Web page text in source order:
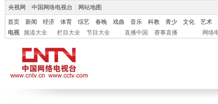
央视网 中国网络电视台 网站地图
首页 新闻 经济 体育 综艺 春晚 戏曲 音乐 科教 青少 文化
艺术
电视
频道大全 栏目大全 节目大全 直播中国 赛事直播 网络